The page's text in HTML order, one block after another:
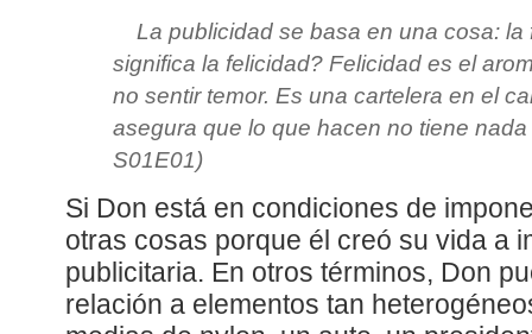
La publicidad se basa en una cosa:
significa la felicidad? Felicidad es el
no sentir temor. Es una cartelera en el
asegura que lo que hacen no tiene
S01E01)
Si Don está en condiciones de
otras cosas porque él creó su vida a
publicitaria. En otros términos, Don
relación a elementos tan